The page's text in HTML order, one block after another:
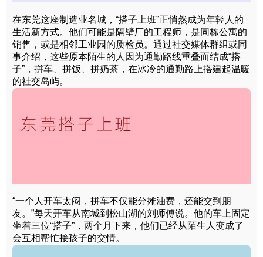
在东莞这座制造业名城，“搭子上班”正悄然成为年轻人的
生活新方式。他们可能是隔壁厂的工程师，是同栋公寓的
销售，或是相邻工业园的质检员。通过社交媒体群组或同
事介绍，这些原本陌生的人因为通勤路线重叠而结成“搭
子”，拼车、拼饭、拼奶茶，在冰冷的通勤路上搭建起温暖
的社交岛屿。
“一个人开车太闷，拼车不仅能分摊油费，还能交到朋
友。”每天开车从南城到松山湖的刘师傅说。他的车上固定
坐着三位“搭子”，两个月下来，他们已经从陌生人变成了
会互相帮忙接孩子的交情。